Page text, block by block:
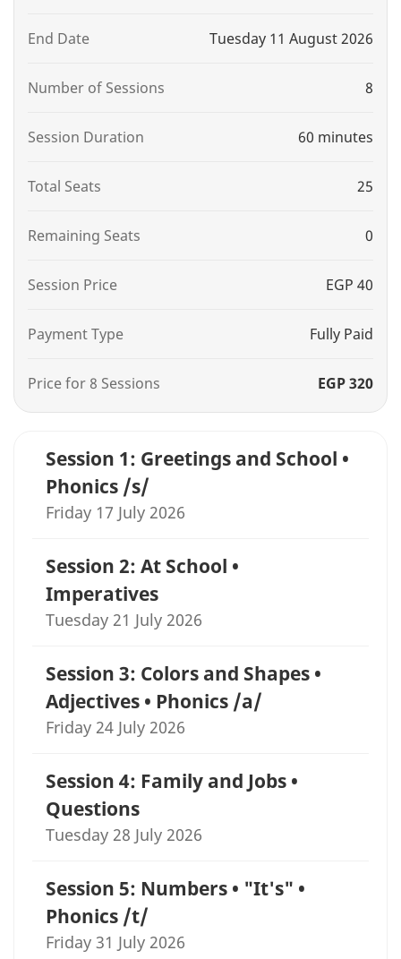
Session 1: Greetings and School •
Phonics /s/
Friday 17 July 2026
Session 2: At School •
Imperatives
Tuesday 21 July 2026
Session 3: Colors and Shapes •
Adjectives • Phonics /a/
Friday 24 July 2026
Session 4: Family and Jobs •
Questions
Tuesday 28 July 2026
Session 5: Numbers • "It's" •
Phonics /t/
Friday 31 July 2026
End Date Tuesday 11 August 2026
Number of Sessions 8
Session Duration 60 minutes
Total Seats 25
Remaining Seats 0
Session Price EGP 40
Payment Type Fully Paid
Price for 8 Sessions EGP 320